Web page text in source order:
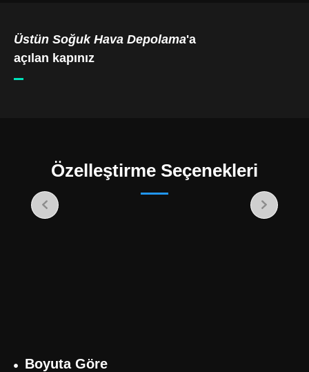
Üstün Soğuk Hava Depolama'a
açılan kapınız
Özelleştirme Seçenekleri
Boyuta Göre